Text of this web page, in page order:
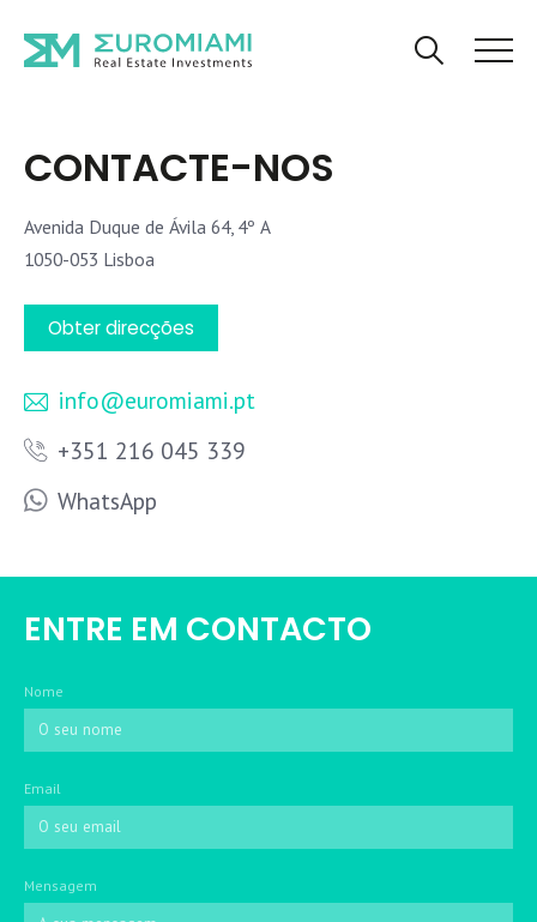
CONTACTE-NOS
Avenida Duque de Ávila 64, 4º A
1050-053 Lisboa
Obter direcções
info@euromiami.pt
+351 216 045 339
WhatsApp
ENTRE EM CONTACTO
Nome
Email
Mensagem